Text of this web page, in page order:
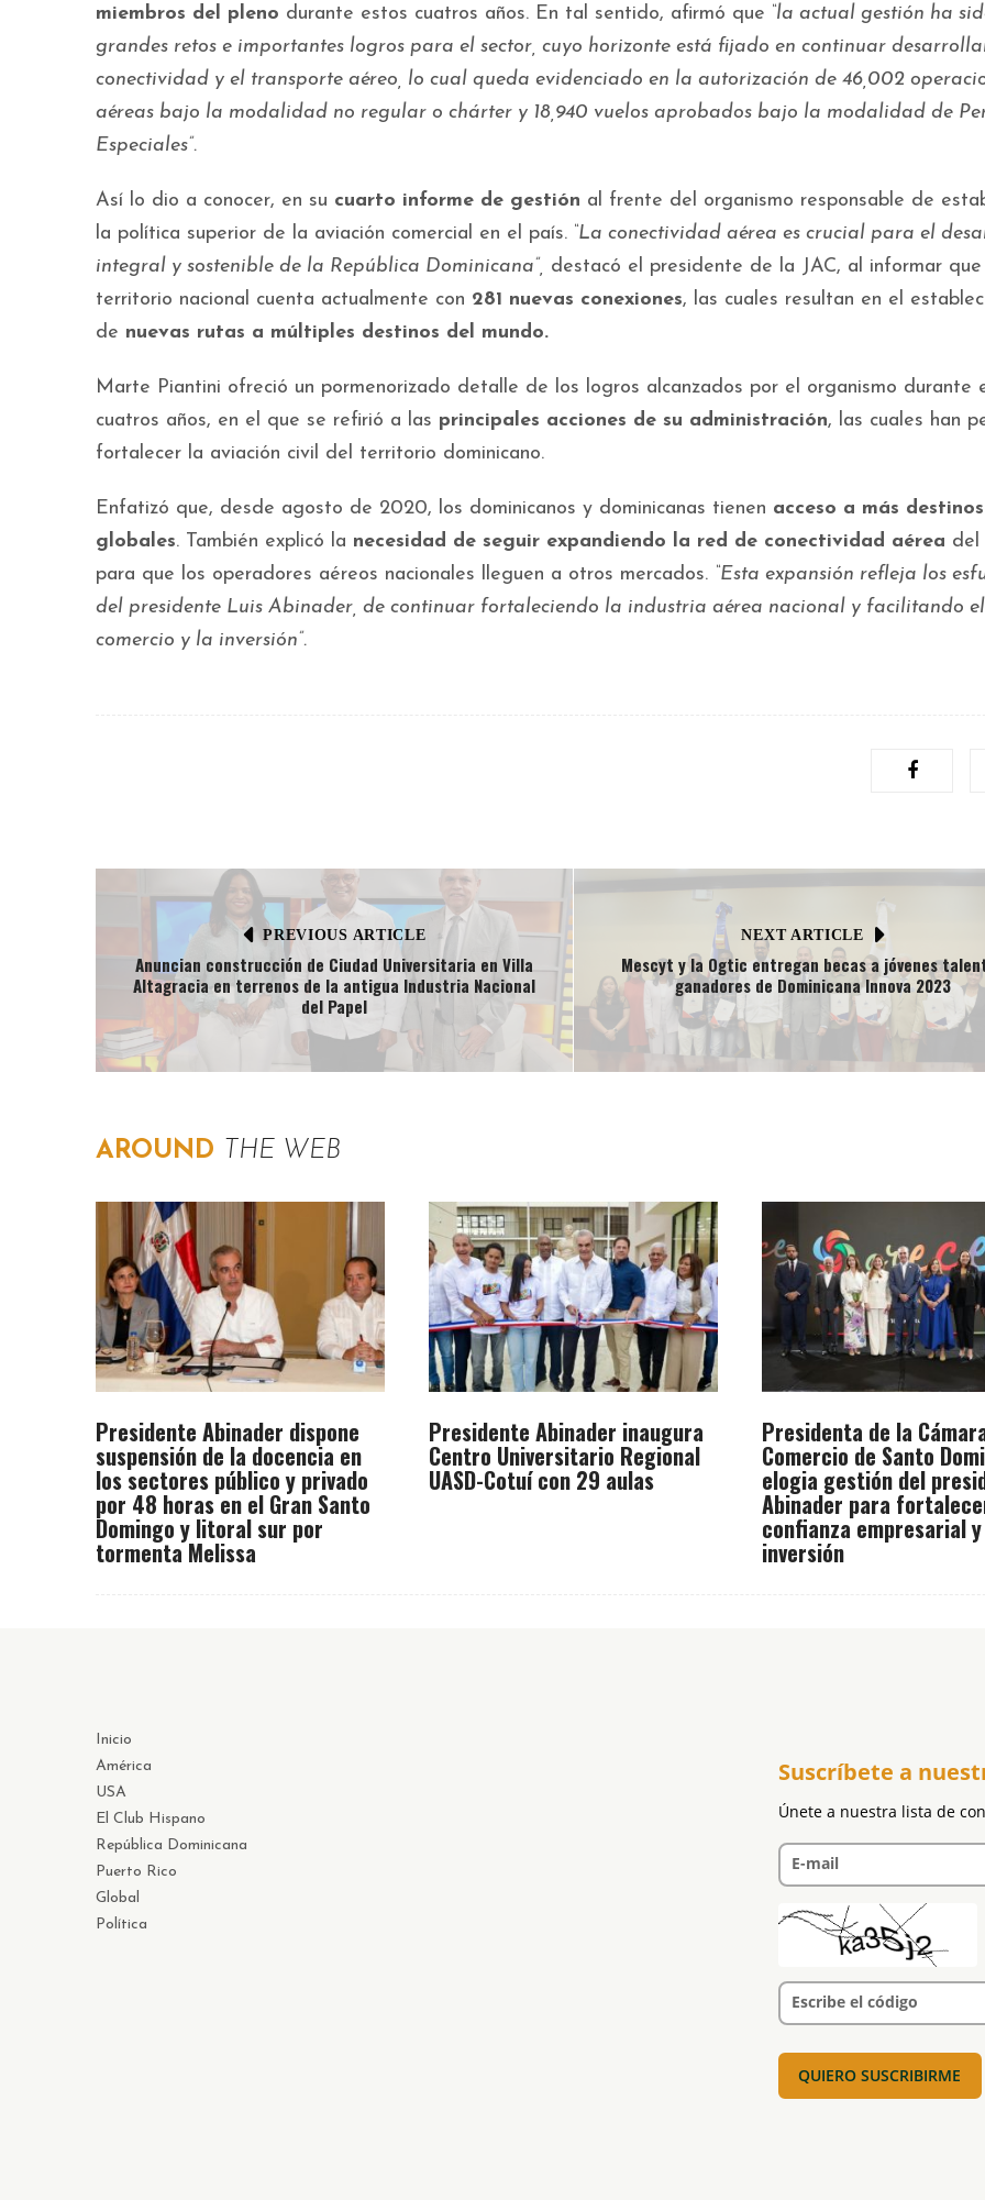
miembros del pleno durante estos cuatros años. En tal sentido, afirmó que “la actual gestión ha
grandes retos e importantes logros para el sector, cuyo horizonte está fijado en continuar
conectividad y el transporte aéreo, lo cual queda evidenciado en la autorización de 46,002
aéreas bajo la modalidad no regular o chárter y 18,940 vuelos aprobados bajo la modalidad de
Especiales”.
Así lo dio a conocer, en su cuarto informe de gestión al frente del organismo responsable de
la política superior de la aviación comercial en el país. “La conectividad aérea es crucial para el
integral y sostenible de la República Dominicana”,
destacó el presidente de la JAC, al informar
territorio nacional cuenta actualmente con 281 nuevas conexiones, las cuales resultan en el
de nuevas rutas a múltiples destinos del mundo.
Marte Piantini ofreció un pormenorizado detalle de los logros alcanzados por el organismo durante
cuatros años, en el que se refirió a las principales acciones de su administración, las cuales han
fortalecer la aviación civil del territorio dominicano.
Enfatizó que, desde agosto de 2020, los dominicanos y dominicanas tienen acceso a más destinos
globales. También explicó la necesidad de seguir expandiendo la red de conectividad aérea del
para que los operadores aéreos nacionales lleguen a otros mercados.
“Esta expansión refleja los
del presidente Luis Abinader, de continuar fortaleciendo la industria aérea nacional y facilitando el
comercio y la inversión”.
PREVIOUS ARTICLE
Anuncian construcción de Ciudad Universitaria en Villa
Altagracia en terrenos de la antigua Industria Nacional
del Papel
NEXT ARTICLE
Mescyt y la Ogtic entregan becas a jóvenes
ganadores de Dominicana Innova 2023
AROUND THE WEB
Presidente Abinader dispone
suspensión de la docencia en
los sectores público y privado
por 48 horas en el Gran Santo
Domingo y litoral sur por
tormenta Melissa
Presidente Abinader inaugura
Centro Universitario Regional
UASD-Cotuí con 29 aulas
Presidenta de la
Comercio de Santo
elogia gestión del
Abinader para
confianza empresarial
inversión
Inicio
América
USA
El Club Hispano
República Dominicana
Puerto Rico
Global
Política
Suscríbete a
Únete a nuestra lista de
E-mail
Escribe el código